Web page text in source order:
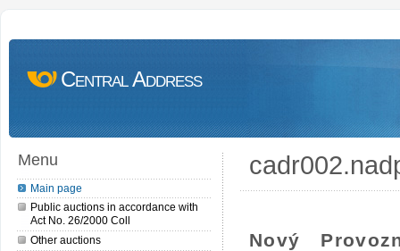
Central Address
Menu
Main page
Public auctions in accordance with
Act No. 26/2000 Coll
Other auctions
Nový